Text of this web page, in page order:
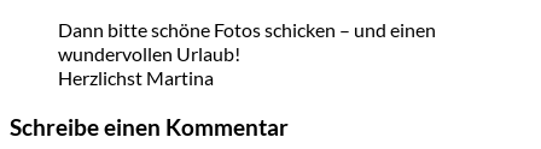
Dann bitte schöne Fotos schicken – und einen
wundervollen Urlaub!
Herzlichst Martina
Schreibe einen Kommentar